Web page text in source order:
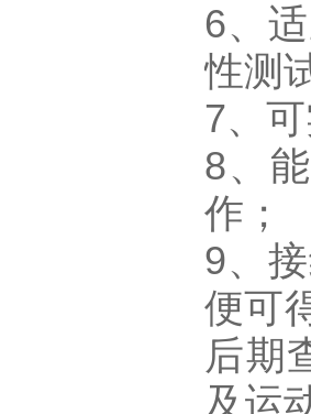
6、
性测
7、
8、
作；
9、
便可
后期
及运